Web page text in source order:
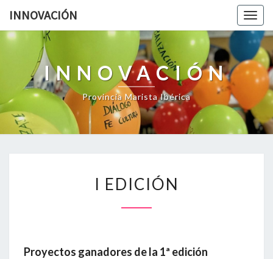
INNOVACIÓN
INNOVACIÓN
Provincia Marista Ibérica
EDICIÓN
I EDICIÓN
Proyectos ganadores de la 1ª edición